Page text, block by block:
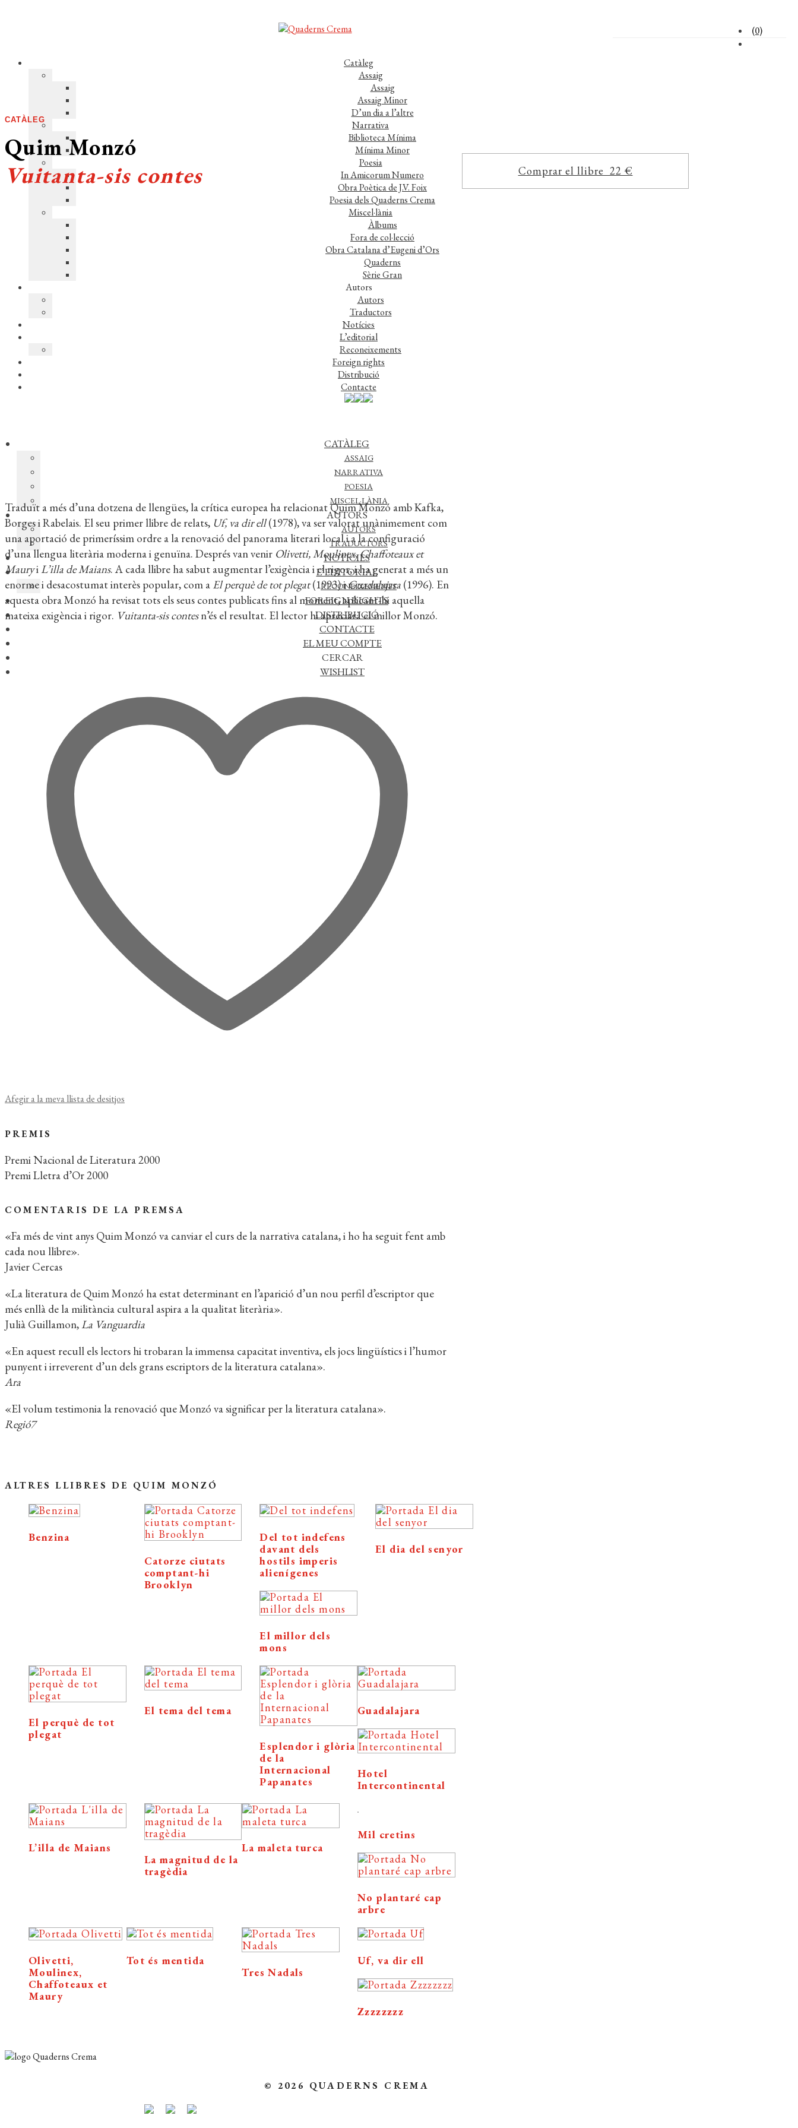
(0)
Catàleg
Assaig
Assaig
Assaig Minor
D’un dia a l’altre
Narrativa
Biblioteca Mínima
Mínima Minor
Poesia
In Amicorum Numero
Obra Poètica de J.V. Foix
Poesia dels Quaderns Crema
Miscel·lània
Àlbums
Fora de col·lecció
Obra Catalana d’Eugeni d’Ors
Quaderns
Sèrie Gran
Autors
Autors
Traductors
Notícies
L’editorial
Reconeixements
Foreign rights
Distribució
Contacte
CATÀLEG
ASSAIG
NARRATIVA
POESIA
MISCEL·LÀNIA
AUTORS
AUTORS
TRADUCTORS
NOTÍCIES
L’EDITORIAL
RECONEIXEMENTS
FOREIGN RIGHTS
DISTRIBUCIÓ
CONTACTE
EL MEU COMPTE
CERCAR
WISHLIST
CATÀLEG
Quim Monzó
Vuitanta-sis contes
Comprar el llibre 22 €
COL·LECCIÓ:
Quim Monzó
978-84-7727-251-9
EDICIÓ:
ENQUADERNACIÓ:
FORMAT:
PÀGINES:
Traduït a més d’una dotzena de llengües, la crítica europea ha relacionat Quim Monzó amb Kafka,
Bor­ges i Rabelais. El seu primer llibre de relats, Uf, va dir ell(1978), va ser valorat unànimement com
una aportació de primeríssim ordre a la renovació del pa­norama literari local i a la configuració
d’una llengua literària moderna i genuïna. Després van venir Olivetti, Moulinex, Chaffoteaux et
MauryiL’illa de Maians. A cada llibre ha sabut augmentar l’exigència i el rigor, i ha generat a més un
enorme i desacos­tumat interès popular, com a El perquè de tot plegat(1993) iGuadalajara (1996). En
aquesta obra Monzó ha revisat tots els seus contes publicats fins al moment, aplicant-hi aquella
mateixa exigència i rigor. Vuitanta-sis contesn’és el resultat. El lector hi apreciarà el millor Monzó.
Afegir a la meva llista de desitjos
PREMIS
Premi Nacional de Literatura 2000
Premi Lletra d’Or 2000
COMENTARIS DE LA PREMSA
«Fa més de vint anys Quim Monzó va canviar el curs de la narrativa catalana, i ho ha seguit fent amb
cada nou llibre».
Javier Cercas
«La literatura de Quim Monzó ha estat determinant en l’aparició d’un nou perfil d’escriptor que
més enllà de la militància cultural aspira a la qualitat literària».
Julià Guillamon,La Vanguardia
«En aquest recull els lectors hi trobaran la immensa capacitat inventiva, els jocs lingüístics i l’humor
punyent i irreverent d’un dels grans escriptors de la literatura catalana».
Ara
«El volum testimonia la renovació que Monzó va significar per la literatura catalana».
Regió7
ALTRES LLIBRES DE QUIM MONZÓ
Benzina
Catorze ciutats
comptant-hi
Brooklyn
Del tot indefens
davant dels
hostils imperis
alienígenes
El dia del senyor
El millor dels
mons
El perquè de tot
plegat
El tema del tema
Esplendor i glòria
de la
Internacional
Papanates
Guadalajara
Hotel
Intercontinental
L’illa de Maians
La magnitud de la
tragèdia
La maleta turca
Mil cretins
No plantaré cap
arbre
Olivetti,
Moulinex,
Chaffoteaux et
Maury
Tot és mentida
Tres Nadals
Uf, va dir ell
Zzzzzzzz
© 2026 QUADERNS CREMA